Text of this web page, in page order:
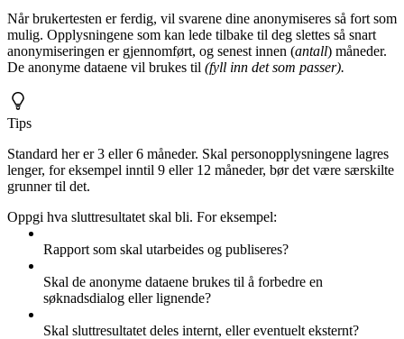
Når brukertesten er ferdig, vil svarene dine anonymiseres så fort som
mulig. Opplysningene som kan lede tilbake til deg slettes så snart
anonymiseringen er gjennomført, og senest innen (antall) måneder.
De anonyme dataene vil brukes til (fyll inn det som passer).
Tips
Standard her er 3 eller 6 måneder. Skal personopplysningene lagres
lenger, for eksempel inntil 9 eller 12 måneder, bør det være særskilte
grunner til det.
Oppgi hva sluttresultatet skal bli. For eksempel:
Rapport som skal utarbeides og publiseres?
Skal de anonyme dataene brukes til å forbedre en
søknadsdialog eller lignende?
Skal sluttresultatet deles internt, eller eventuelt eksternt?